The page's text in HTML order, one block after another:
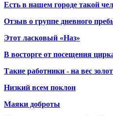
Есть в нашем городе такой
Отзыв о группе дневного
Этот ласковый «Наз»
В восторге от посещения
Такие работники - на вес
Низкий всем поклон
Маяки доброты